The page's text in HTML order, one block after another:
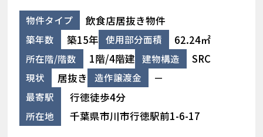
物件タイプ 飲食店居抜き物件
築年数 築15年 使用部分面積 62.24㎡
所在階/階数 1階/4階建 建物構造 SRC
現状 居抜き 造作譲渡金 －
最寄駅 行徳徒歩4分
所在地 千葉県市川市行徳駅前1-6-17